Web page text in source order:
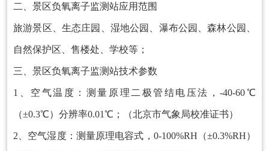
二、景区负氧离子监测站应用范围
旅游景区、生态庄园、湿地公园、瀑布公园、森林公园、
自然保护区、售楼处、学校等；
三、景区负氧离子监测站技术参数
1、空气温度：测量原理二极管结电压法，-40-60℃
（±0.3℃）分辨率0.01℃；（北京市气象局校准证书）
2、空气湿度：测量原理电容式，0-100%RH（±0.3%RH）